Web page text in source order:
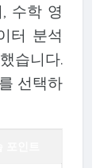
수학 영
터 분석
습니다.
선택하